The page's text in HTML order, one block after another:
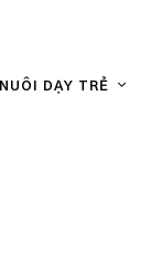
NUÔI DẠY TRẺ